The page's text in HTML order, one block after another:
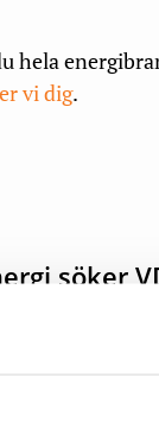
hela
vi dig.
söker
oss arbeta